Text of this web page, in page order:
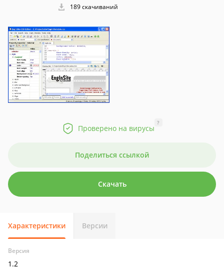
189 скачиваний
Проверено на вирусы
?
Поделиться ссылкой
Скачать
Характеристики Версии
Версия
1.2